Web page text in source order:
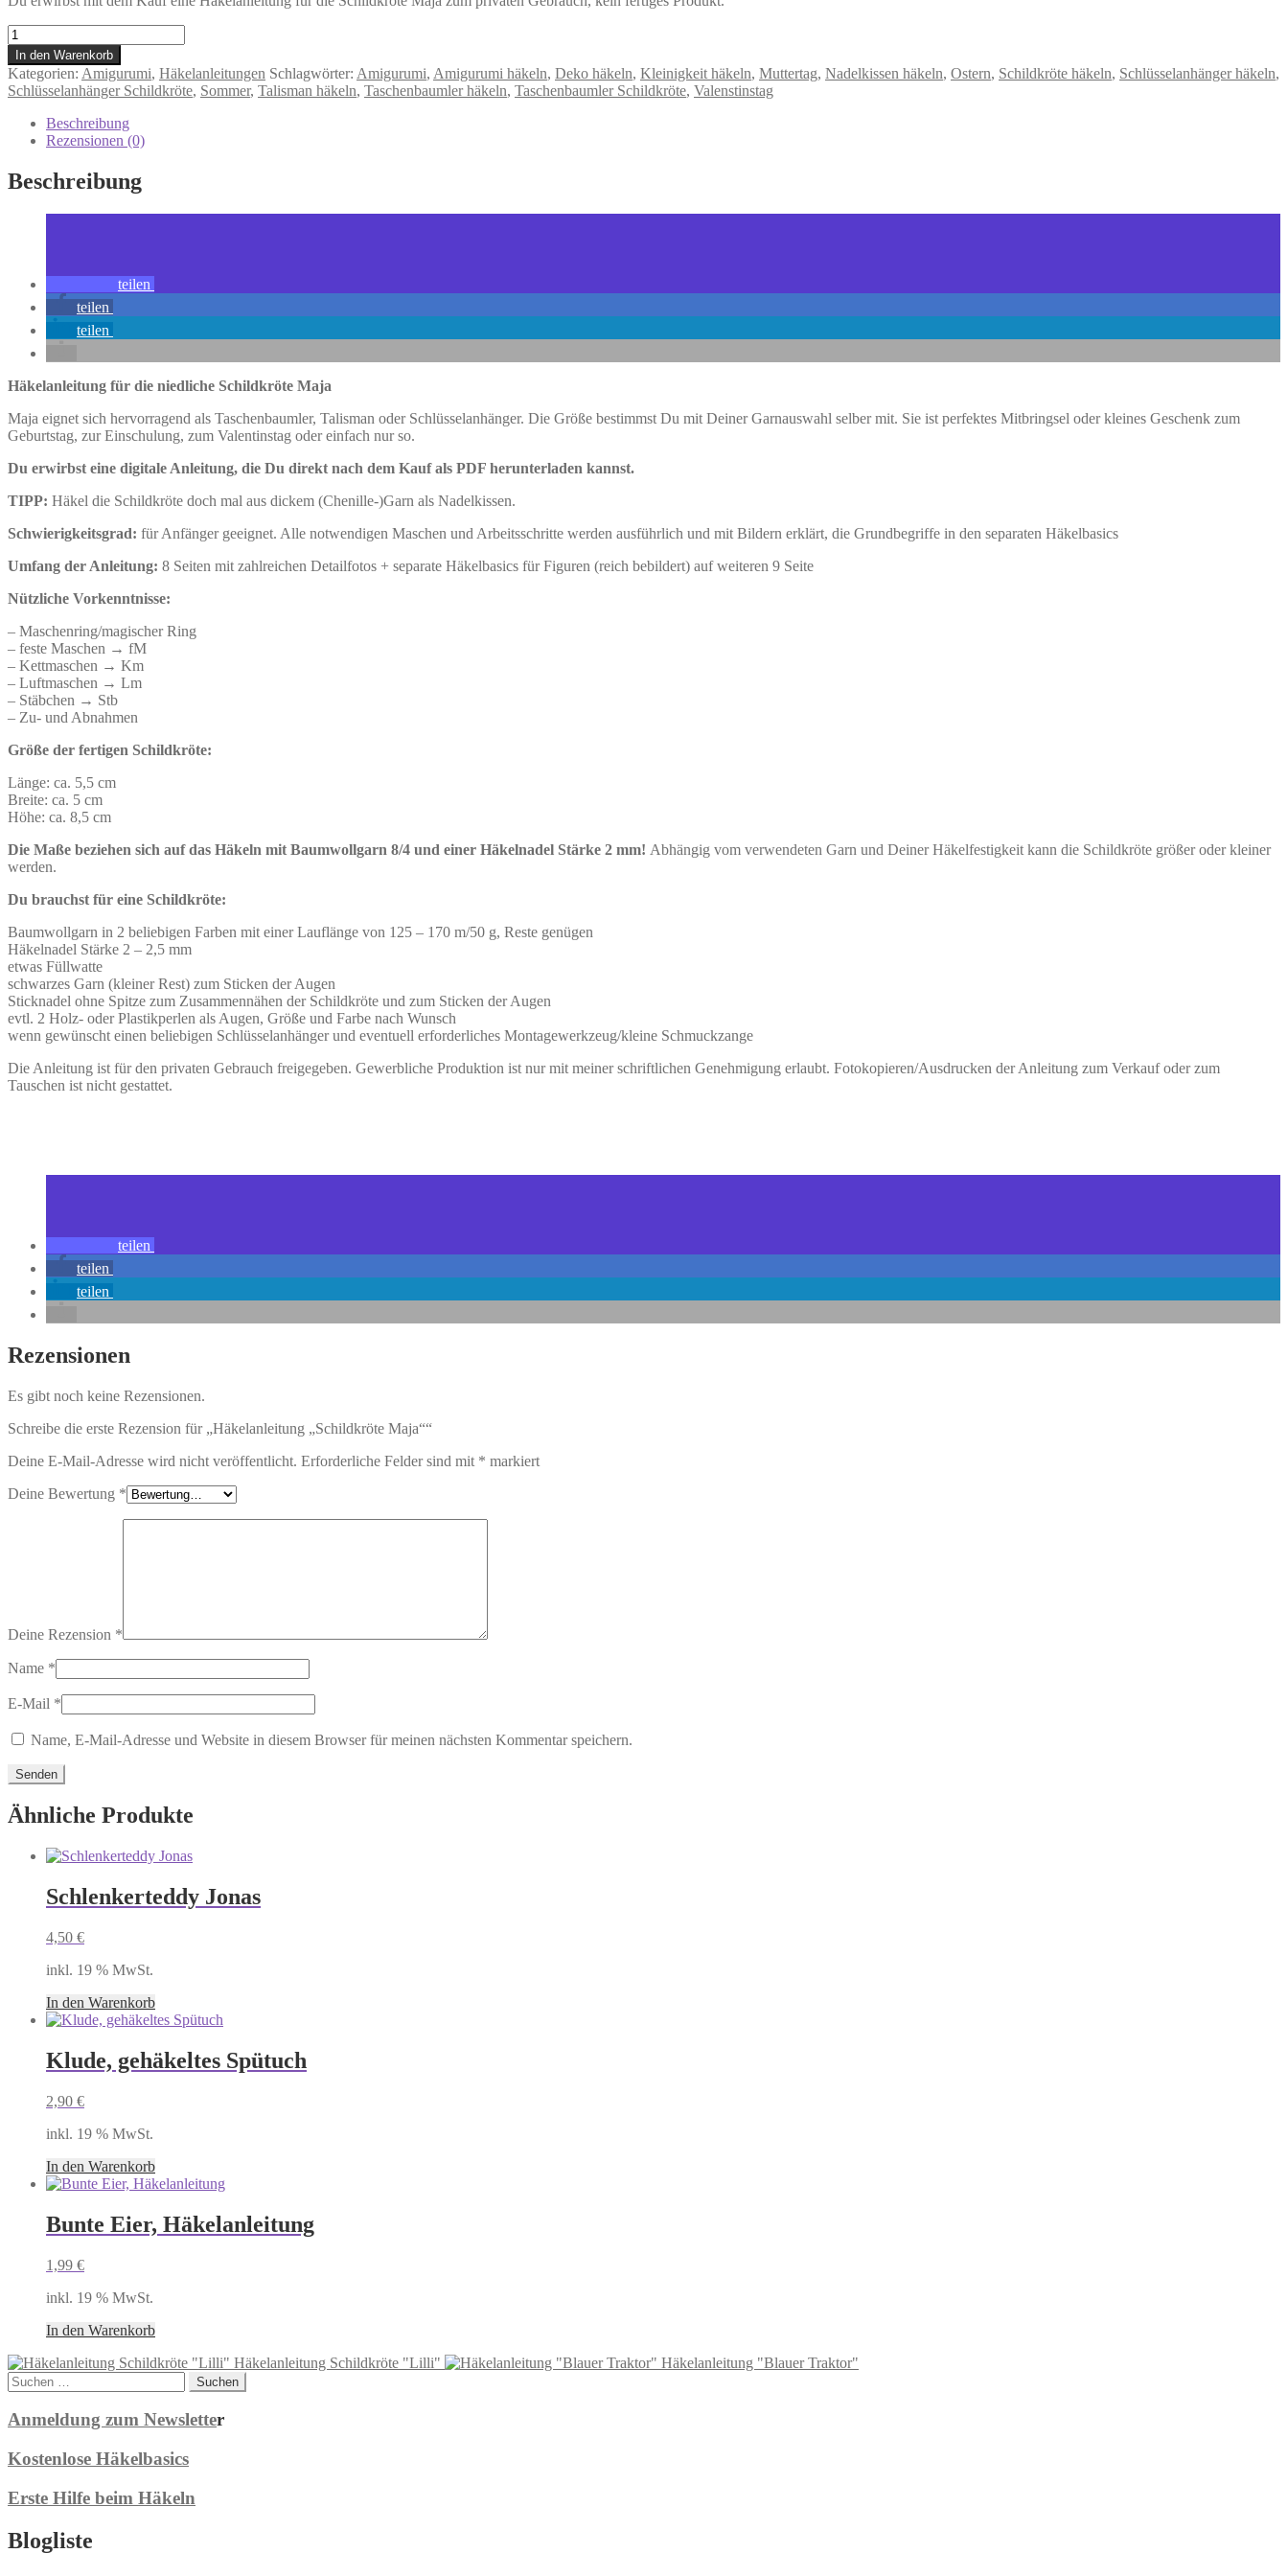
Häkelanleitung
"Schildkröte
Maja"
Menge
In den Warenkorb
Kategorien: Amigurumi, Häkelanleitungen Schlagwörter: Amigurumi, Amigurumi häkeln, Deko häkeln, Kleinigkeit häkeln, Muttertag, Nadelkissen häkeln, Ostern, Schildkröte häkeln, Schlüsselanhänger häkeln,
Schlüsselanhänger Schildkröte, Sommer, Talisman häkeln, Taschenbaumler häkeln, Taschenbaumler Schildkröte, Valenstinstag
Beschreibung
Rezensionen (0)
Beschreibung
teilen
teilen
teilen
Häkelanleitung für die niedliche Schildkröte Maja
Maja eignet sich hervorragend als Taschenbaumler, Talisman oder Schlüsselanhänger. Die Größe bestimmst Du mit Deiner Garnauswahl selber mit. Sie ist perfektes Mitbringsel oder kleines Geschenk zum
Geburtstag, zur Einschulung, zum Valentinstag oder einfach nur so.
Du erwirbst eine digitale Anleitung, die Du direkt nach dem Kauf als PDF herunterladen kannst.
TIPP: Häkel die Schildkröte doch mal aus dickem (Chenille-)Garn als Nadelkissen.
Schwierigkeitsgrad: für Anfänger geeignet. Alle notwendigen Maschen und Arbeitsschritte werden ausführlich und mit Bildern erklärt, die Grundbegriffe in den separaten Häkelbasics
Umfang der Anleitung: 8 Seiten mit zahlreichen Detailfotos + separate Häkelbasics für Figuren (reich bebildert) auf weiteren 9 Seite
Nützliche Vorkenntnisse:
– Maschenring/magischer Ring
– feste Maschen → fM
– Kettmaschen → Km
– Luftmaschen → Lm
– Stäbchen → Stb
– Zu- und Abnahmen
Größe der fertigen Schildkröte:
Länge: ca. 5,5 cm
Breite: ca. 5 cm
Höhe: ca. 8,5 cm
Die Maße beziehen sich auf das Häkeln mit Baumwollgarn 8/4 und einer Häkelnadel Stärke 2 mm! Abhängig vom verwendeten Garn und Deiner Häkelfestigkeit kann die Schildkröte größer oder kleiner
werden.
Du brauchst für eine Schildkröte:
Baumwollgarn in 2 beliebigen Farben mit einer Lauflänge von 125 – 170 m/50 g, Reste genügen
Häkelnadel Stärke 2 – 2,5 mm
etwas Füllwatte
schwarzes Garn (kleiner Rest) zum Sticken der Augen
Sticknadel ohne Spitze zum Zusammennähen der Schildkröte und zum Sticken der Augen
evtl. 2 Holz- oder Plastikperlen als Augen, Größe und Farbe nach Wunsch
wenn gewünscht einen beliebigen Schlüsselanhänger und eventuell erforderliches Montagewerkzeug/kleine Schmuckzange
Die Anleitung ist für den privaten Gebrauch freigegeben. Gewerbliche Produktion ist nur mit meiner schriftlichen Genehmigung erlaubt. Fotokopieren/Ausdrucken der Anleitung zum Verkauf oder zum
Tauschen ist nicht gestattet.
teilen
teilen
teilen
Rezensionen
Es gibt noch keine Rezensionen.
Schreibe die erste Rezension für „Häkelanleitung „Schildkröte Maja““
Deine E-Mail-Adresse wird nicht veröffentlicht. Erforderliche Felder sind mit * markiert
Deine Bewertung *
Deine Rezension *
Name *
E-Mail *
Name, E-Mail-Adresse und Website in diesem Browser für meinen nächsten Kommentar speichern.
Ähnliche Produkte
Schlenkerteddy Jonas
4,50 €
inkl. 19 % MwSt.
In den Warenkorb
Klude, gehäkeltes Spütuch
2,90 €
inkl. 19 % MwSt.
In den Warenkorb
Bunte Eier, Häkelanleitung
1,99 €
inkl. 19 % MwSt.
In den Warenkorb
Häkelanleitung Schildkröte "Lilli"
Häkelanleitung "Blauer Traktor"
Suchen
nach:
Anmeldung zum Newsletter
Kostenlose Häkelbasics
Erste Hilfe beim Häkeln
Blogliste